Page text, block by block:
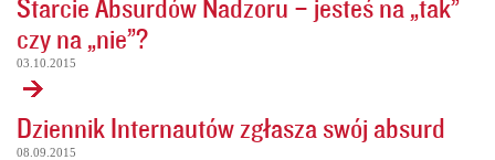
czy na „nie”?
03.10.2015
Dziennik Internautów zgłasza swój absurd
08.09.2015